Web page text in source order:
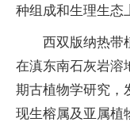
种组成和生理生态
西双版纳热带
在滇东南石灰岩
期古植物学研究，
现生榕属及亚属植